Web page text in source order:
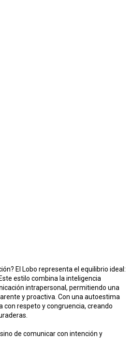
El Lobo representa el equilibrio ideal:
estilo combina la inteligencia
intrapersonal, permitiendo una
y proactiva. Con una autoestima
con respeto y congruencia, creando
de comunicar con intención y